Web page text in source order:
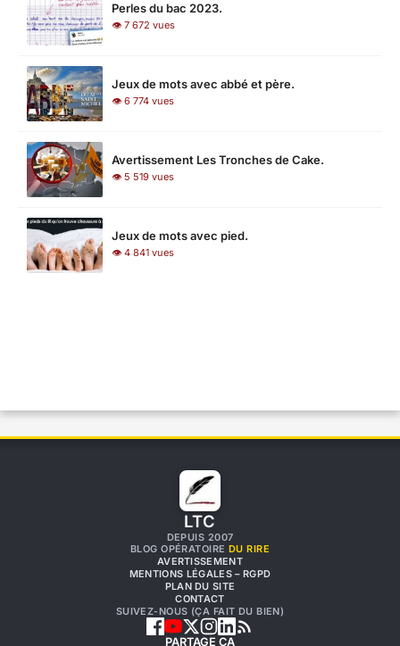
Perles du bac 2023.
👁 7 672 vues
Jeux de mots avec abbé et père.
👁 6 774 vues
Avertissement Les Tronches de Cake.
👁 5 519 vues
Jeux de mots avec pied.
👁 4 841 vues
LTC
DEPUIS 2007
BLOG OPÉRATOIRE DU RIRE
AVERTISSEMENT
MENTIONS LÉGALES – RGPD
PLAN DU SITE
CONTACT
SUIVEZ-NOUS (ÇA FAIT DU BIEN)
PARTAGE ÇA